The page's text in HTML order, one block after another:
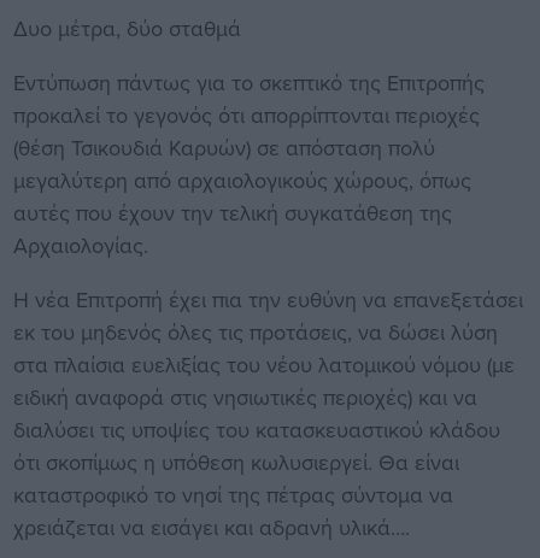
Δυο μέτρα, δύο σταθμά
Εντύπωση πάντως για το σκεπτικό της Επιτροπής
προκαλεί το γεγονός ότι απορρίπτονται περιοχές
(θέση Τσικουδιά Καρυών) σε απόσταση πολύ
μεγαλύτερη από αρχαιολογικούς χώρους, όπως
αυτές που έχουν την τελική συγκατάθεση της
Αρχαιολογίας.
Η νέα Επιτροπή έχει πια την ευθύνη να επανεξετάσει
εκ του μηδενός όλες τις προτάσεις, να δώσει λύση
στα πλαίσια ευελιξίας του νέου λατομικού νόμου (με
ειδική αναφορά στις νησιωτικές περιοχές) και να
διαλύσει τις υποψίες του κατασκευαστικού κλάδου
ότι σκοπίμως η υπόθεση κωλυσιεργεί. Θα είναι
καταστροφικό το νησί της πέτρας σύντομα να
χρειάζεται να εισάγει και αδρανή υλικά….